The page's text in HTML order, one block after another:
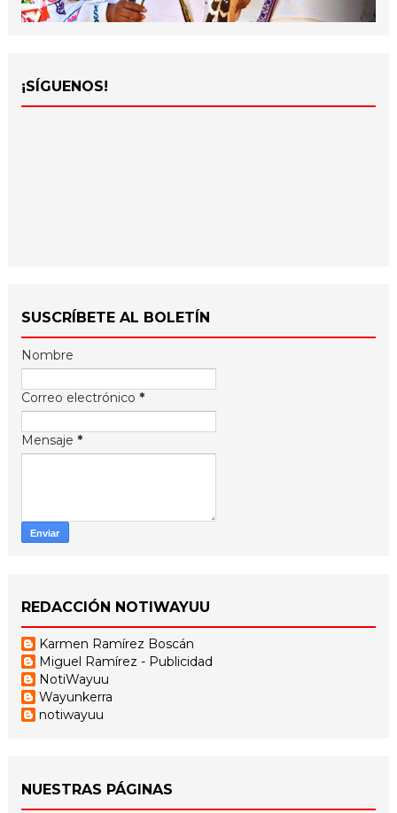
¡SÍGUENOS!
SUSCRÍBETE AL BOLETÍN
Nombre
Correo electrónico *
Mensaje *
REDACCIÓN NOTIWAYUU
Karmen Ramírez Boscán
Miguel Ramírez - Publicidad
NotiWayuu
Wayunkerra
notiwayuu
NUESTRAS PÁGINAS